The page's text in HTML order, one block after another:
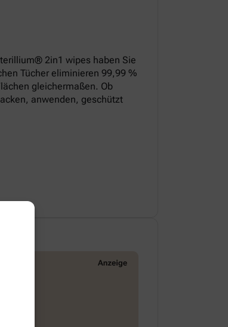
2in1 wipes haben Sie
Tücher eliminieren 99,99 %
gleichermaßen. Ob
anwenden, geschützt